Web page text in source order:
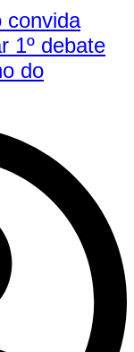
convida
1º debate
do